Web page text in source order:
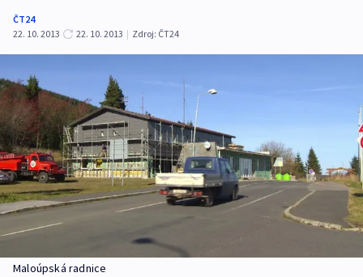
ČT24
22. 10. 2013
22. 10. 2013 | Zdroj: ČT24
Maloúpská radnice